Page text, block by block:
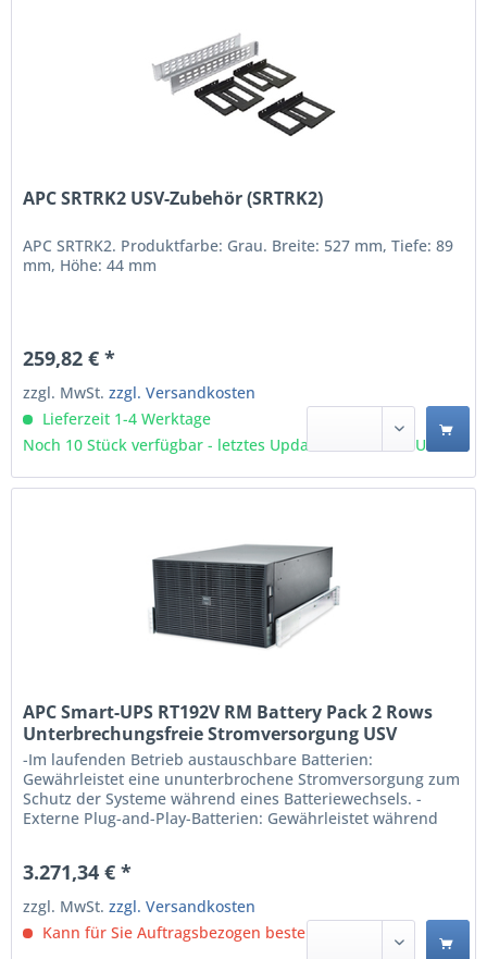
APC SRTRK2 USV-Zubehör (SRTRK2)
APC SRTRK2. Produktfarbe: Grau. Breite: 527 mm, Tiefe: 89
mm, Höhe: 44 mm
259,82 € *
zzgl. MwSt.zzgl. Versandkosten
Lieferzeit 1-4 Werktage
Noch 10 Stück verfügbar - letztes Update 07.08 - 3:03 Uhr
APC Smart-UPS RT192V RM Battery Pack 2 Rows
Unterbrechungsfreie Stromversorgung USV
(SURT192RMXLBP2)
-Im laufenden Betrieb austauschbare Batterien:
Gewährleistet eine ununterbrochene Stromversorgung zum
Schutz der Systeme während eines Batteriewechsels. -
Externe Plug-and-Play-Batterien: Gewährleistet während
mit sauberem Strom. -Vom Benutzer austauschbare
Batterien:...
3.271,34 € *
zzgl. MwSt.zzgl. Versandkosten
Kann für Sie Auftragsbezogen bestellt werden.